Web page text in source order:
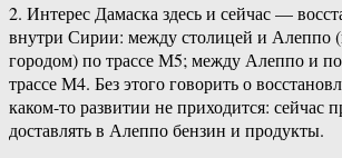
2. Интерес Дамаска здесь и сейчас —
внутри Сирии: между столицей и Алеппо
городом) по трассе М5; между Алеппо и
трассе М4. Без этого говорить о
каком-то развитии не приходится: сейчас
доставлять в Алеппо бензин и продукты.